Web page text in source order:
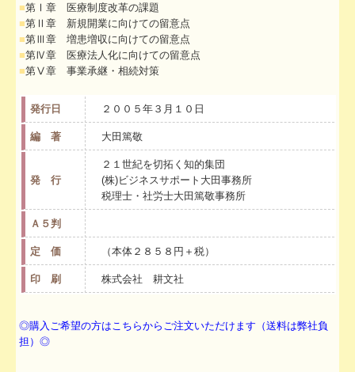
社会福祉法人の皆様へ
病院・診療所の皆様へ
社会保険労務士業務
会計・税務システム
出版物紹介
リンク集
過去のセミナー
事務所通信バックナンバー
社会福祉法人ＮＰＯ法人料金表
TKCシステムのご紹介
■第Ⅰ章 医療制度改革の課題
■第Ⅱ章 新規開業に向けての留意点
■第Ⅲ章 増患増収に向けての留意点
■第Ⅳ章 医療法人化に向けての留意点
■第Ⅴ章 事業承継・相続対策
発行日 ２００５年３月１０日
編 著 大田篤敬
発 行
２１世紀を切拓く知的集団
(株)ビジネスサポート大田事務所
税理士・社労士大田篤敬事務所
Ａ５判
定 価 （本体２８５８円＋税）
印 刷 株式会社 耕文社
◎購入ご希望の方はこちらからご注文いただけます（送料は弊社負
担）◎